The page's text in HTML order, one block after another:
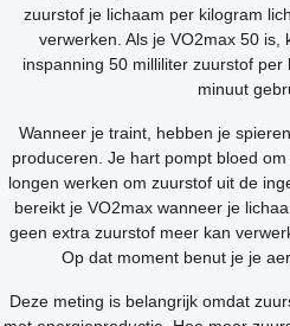
zuurstof je lichaam per kilogram
verwerken. Als je VO2max 50 is,
inspanning 50 milliliter zuurstof
minuut
Wanneer je traint, hebben je
produceren. Je hart pompt bloed
longen werken om zuurstof uit de
bereikt je VO2max wanneer je
geen extra zuurstof meer kan
Op dat moment benut je je
Deze meting is belangrijk omdat